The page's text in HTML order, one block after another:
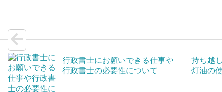
e
行政書士にお願いできる仕事や
行政書士の必要性について
持ち越
灯油の